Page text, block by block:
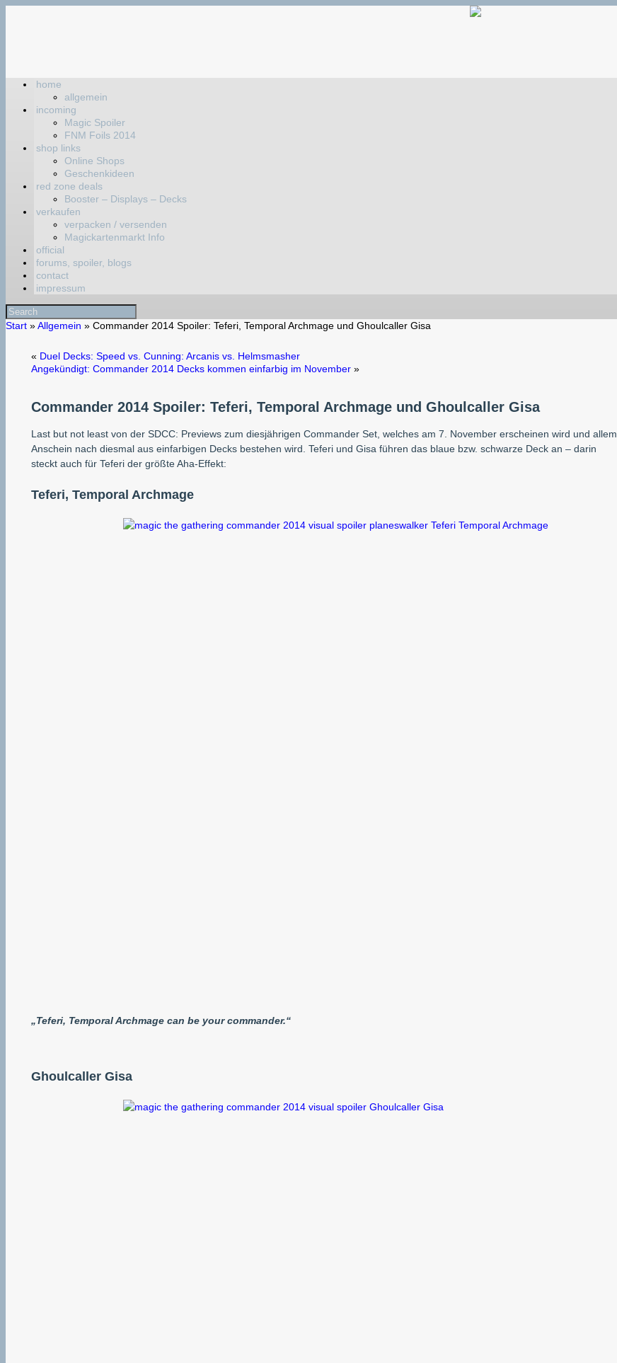
home
allgemein
incoming
Magic Spoiler
FNM Foils 2014
shop links
Online Shops
Geschenkideen
red zone deals
Booster – Displays – Decks
verkaufen
verpacken / versenden
Magickartenmarkt Info
official
forums, spoiler, blogs
contact
impressum
Start »Allgemein » Commander 2014 Spoiler: Teferi, Temporal Archmage und Ghoulcaller Gisa
« Duel Decks: Speed vs. Cunning: Arcanis vs. Helmsmasher
Angekündigt: Commander 2014 Decks kommen einfarbig im November»
Commander 2014 Spoiler: Teferi, Temporal Archmage und Ghoulcaller Gisa
Last but not least von der SDCC: Previews zum diesjährigen Commander Set, welches am 7. November erscheinen wird und allem
Anschein nach diesmal aus einfarbigen Decks bestehen wird. Teferi und Gisa führen das blaue bzw. schwarze Deck an – darin
steckt auch für Teferi der größte Aha-Effekt:
Teferi, Temporal Archmage
„Teferi, Temporal Archmage can be your commander.“
Ghoulcaller Gisa